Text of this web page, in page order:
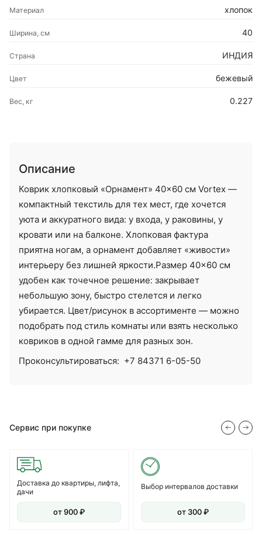
Материал хлопок
Ширина, см 40
Страна ИНДИЯ
Цвет бежевый
Вес, кг 0.227
Описание
Коврик хлопковый «Орнамент» 40×60 см Vortex —
компактный текстиль для тех мест, где хочется
уюта и аккуратного вида: у входа, у раковины, у
кровати или на балконе. Хлопковая фактура
приятна ногам, а орнамент добавляет «живости»
интерьеру без лишней яркости.Размер 40×60 см
удобен как точечное решение: закрывает
небольшую зону, быстро стелется и легко
убирается. Цвет/рисунок в ассортименте — можно
подобрать под стиль комнаты или взять несколько
ковриков в одной гамме для разных зон.
Проконсультироваться: +7 84371 6-05-50
Сервис при покупке
Доставка до квартиры, лифта,
дачи
от 900 ₽
Выбор интервалов доставки
от 300 ₽